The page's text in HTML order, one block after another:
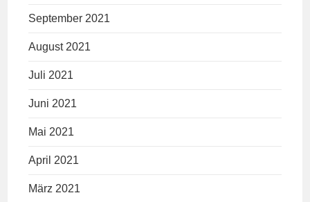
September 2021
August 2021
Juli 2021
Juni 2021
Mai 2021
April 2021
März 2021